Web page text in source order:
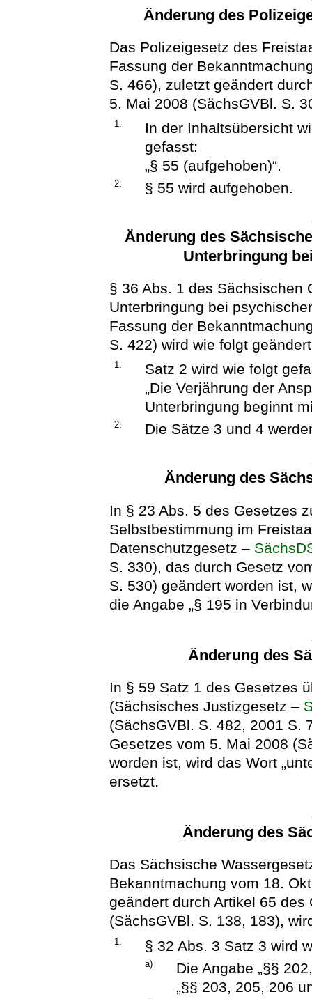
Änderung des
Das Polizeigesetz des
Fassung der
S. 466), zuletzt geändert
5. Mai 2008 (SächsGVBl. S.
1.
In der Inhaltsübersicht
gefasst:
„§ 55 (aufgehoben)“.
2. § 55 wird aufgehoben.
Änderung des
Unterbringung
§ 36 Abs. 1 des Sächsischen
Unterbringung bei
Fassung der
S. 422) wird wie folgt
1.
Satz 2 wird wie folgt
„Die Verjährung der
Unterbringung beginnt
2. Die Sätze 3 und 4
Änderung des
In § 23 Abs. 5 des Gesetzes
Selbstbestimmung im
Datenschutzgesetz –
S. 330), das durch Gesetz
S. 530) geändert worden ist,
die Angabe „§ 195 in
Änderung des
In § 59 Satz 1 des Gesetzes
(Sächsisches Justizgesetz –
(SächsGVBl. S. 482, 2001 S.
Gesetzes vom 5. Mai 2008
worden ist, wird das Wort
ersetzt.
Änderung des
Das Sächsische
Bekanntmachung vom 18.
geändert durch Artikel 65
(SächsGVBl. S. 138, 183),
1. § 32 Abs. 3 Satz 3 wird
a)
Die Angabe „§§
„§§ 203, 205, 206